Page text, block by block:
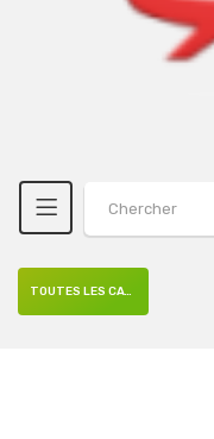
TOUTES LES CATÉGORIES